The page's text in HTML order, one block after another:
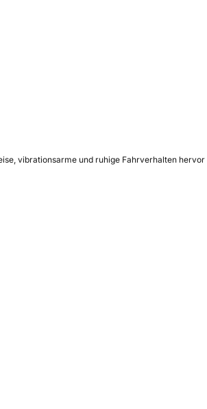
vibrationsarme und ruhige Fahrverhalten